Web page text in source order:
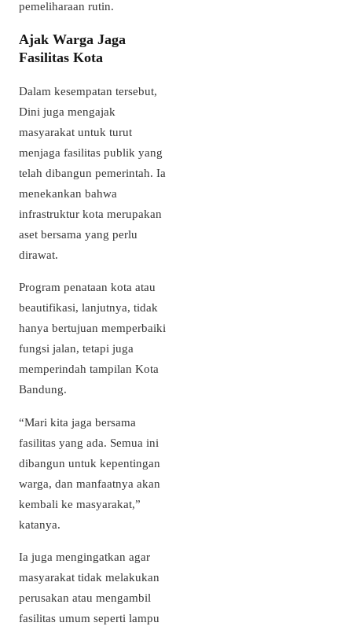
pemeliharaan rutin.
Ajak Warga Jaga
Fasilitas Kota
Dalam kesempatan tersebut,
Dini juga mengajak
masyarakat untuk turut
menjaga fasilitas publik yang
telah dibangun pemerintah. Ia
menekankan bahwa
infrastruktur kota merupakan
aset bersama yang perlu
dirawat.
Program penataan kota atau
beautifikasi, lanjutnya, tidak
hanya bertujuan memperbaiki
fungsi jalan, tetapi juga
memperindah tampilan Kota
Bandung.
“Mari kita jaga bersama
fasilitas yang ada. Semua ini
dibangun untuk kepentingan
warga, dan manfaatnya akan
kembali ke masyarakat,”
katanya.
Ia juga mengingatkan agar
masyarakat tidak melakukan
perusakan atau mengambil
fasilitas umum seperti lampu